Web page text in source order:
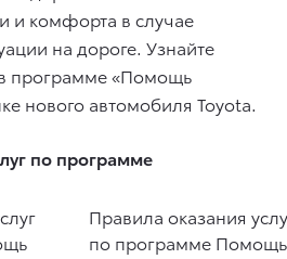
и комфорта в случае
на дороге. Узнайте
программе «Помощь
нового автомобиля Toyota.
по программе
Правила оказания
по программе Помощь